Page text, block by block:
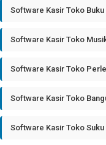
Software Kasir Toko Buku
Software Kasir Toko
Software Kasir Toko
Software Kasir Toko
Software Kasir Toko